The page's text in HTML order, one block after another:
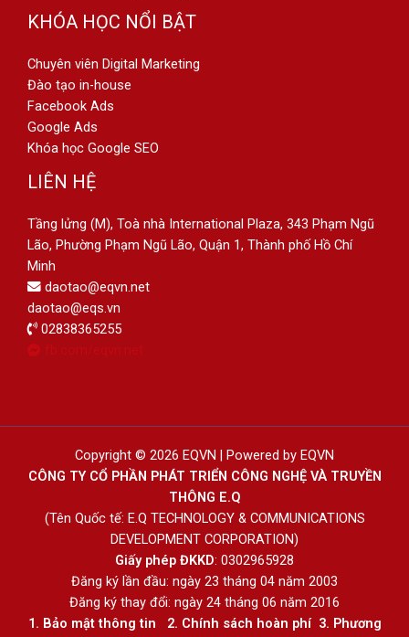
KHÓA HỌC NỔI BẬT
Chuyên viên Digital Marketing
Đào tạo in-house
Facebook Ads
Google Ads
Khóa học Google SEO
LIÊN HỆ
Tầng lửng (M), Toà nhà International Plaza, 343 Phạm Ngũ
Lão, Phường Phạm Ngũ Lão, Quận 1, Thành phố Hồ Chí
Minh
daotao@eqvn.net
daotao@eqs.vn
02838365255
fb.com/eqvn.net
Copyright © 2026 EQVN | Powered by EQVN
CÔNG TY CỔ PHẦN PHÁT TRIỂN CÔNG NGHỆ VÀ TRUYỀN
THÔNG E.Q
(Tên Quốc tế: E.Q TECHNOLOGY & COMMUNICATIONS
DEVELOPMENT CORPORATION)
Giấy phép ĐKKD: 0302965928
Đăng ký lần đầu: ngày 23 tháng 04 năm 2003
Đăng ký thay đổi: ngày 24 tháng 06 năm 2016
1. Bảo mật thông tin 2. Chính sách hoàn phí3. Phương